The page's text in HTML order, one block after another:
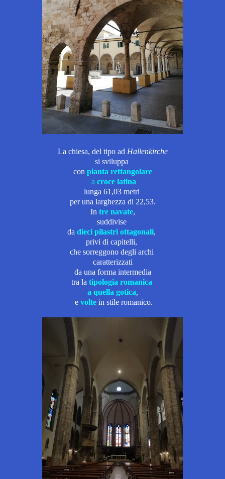
La chiesa, del tipo ad Hallenkirche
si sviluppa
con pianta rettangolare
a croce latina
lunga 61,03 metri
per una larghezza di 22,53.
In tre navate,
suddivise
da dieci pilastri ottagonali,
privi di capitelli,
che sorreggono degli archi
caratterizzati
da una forma intermedia
tra la tipologia romanica
a quella gotica,
e volte in stile romanico.